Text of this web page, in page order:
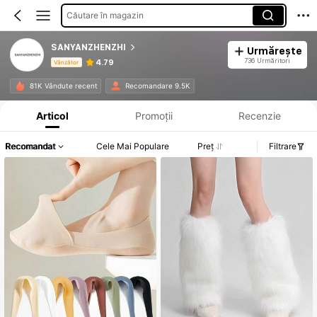
Căutare în magazin
SANYANZHENZHI
Vânzător 4.79
Urmărește
736 Urmăritori
81K Vândute recent Recomandare 9.5K
Informații despre produs: Divulgarea prețului, detalii privind vânzările și stocul.
Articol Promoții Recenzie
Recomandat Cele Mai Populare Preț Filtrare